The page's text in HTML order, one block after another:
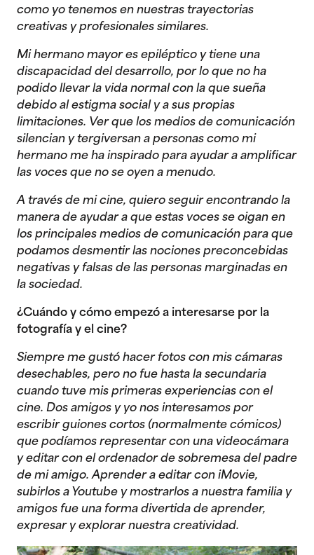
como yo tenemos en nuestras trayectorias
creativas y profesionales similares.
Mi hermano mayor es epiléptico y tiene una
discapacidad del desarrollo, por lo que no ha
podido llevar la vida normal con la que sueña
debido al estigma social y a sus propias
limitaciones. Ver que los medios de comunicación
silencian y tergiversan a personas como mi
hermano me ha inspirado para ayudar a amplificar
las voces que no se oyen a menudo.
A través de mi cine, quiero seguir encontrando la
manera de ayudar a que estas voces se oigan en
los principales medios de comunicación para que
podamos desmentir las nociones preconcebidas
negativas y falsas de las personas marginadas en
la sociedad.
¿Cuándo y cómo empezó a interesarse por la
fotografía y el cine?
Siempre me gustó hacer fotos con mis cámaras
desechables, pero no fue hasta la secundaria
cuando tuve mis primeras experiencias con el
cine. Dos amigos y yo nos interesamos por
escribir guiones cortos (normalmente cómicos)
que podíamos representar con una videocámara
y editar con el ordenador de sobremesa del padre
de mi amigo. Aprender a editar con iMovie,
subirlos a Youtube y mostrarlos a nuestra familia y
amigos fue una forma divertida de aprender,
expresar y explorar nuestra creatividad.